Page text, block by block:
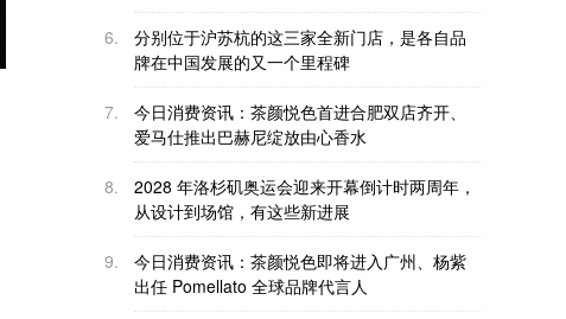
6.
分别位于沪苏杭的这三家全新门店，是各自品
牌在中国发展的又一个里程碑
7.
今日消费资讯：茶颜悦色首进合肥双店齐开、
爱马仕推出巴赫尼绽放由心香水
8.
2028 年洛杉矶奥运会迎来开幕倒计时两周年，
从设计到场馆，有这些新进展
9.
今日消费资讯：茶颜悦色即将进入广州、杨紫
出任 Pomellato 全球品牌代言人